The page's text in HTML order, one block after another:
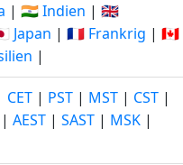
| 🇮🇳 Indien | 🇬🇧
Japan | 🇫🇷 Frankrig | 🇨🇦
|
CET | PST | MST | CST |
| AEST | SAST | MSK |